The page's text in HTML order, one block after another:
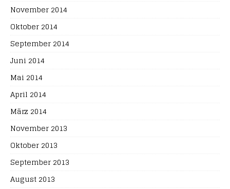
November 2014
Oktober 2014
September 2014
Juni 2014
Mai 2014
April 2014
März 2014
November 2013
Oktober 2013
September 2013
August 2013